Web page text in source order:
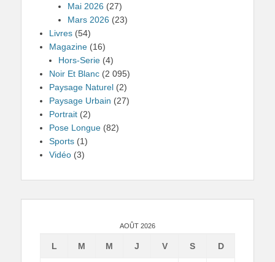
Mai 2026 (27)
Mars 2026 (23)
Livres (54)
Magazine (16)
Hors-Serie (4)
Noir Et Blanc (2 095)
Paysage Naturel (2)
Paysage Urbain (27)
Portrait (2)
Pose Longue (82)
Sports (1)
Vidéo (3)
AOÛT 2026
L M M J V S D